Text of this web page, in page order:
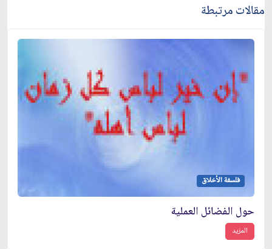
مقالات مرتبطة
فلسفة الأخلاق
حول الفضائل العملية
المزيد